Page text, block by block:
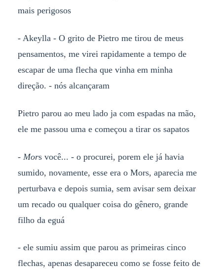
mais perigosos
- Akeylla - O grito de Pietro me tirou de meus
pensamentos, me virei rapidamente a tempo de
escapar de uma flecha que vinha em minha
direção. - nós alcançaram
Pietro parou ao meu lado ja com espadas na mão,
ele me passou uma e começou a tirar os sapatos
- Mors você... - o procurei, porem ele já havia
sumido, novamente, esse era o Mors, aparecia me
perturbava e depois sumia, sem avisar sem deixar
um recado ou qualquer coisa do gênero, grande
filho da eguá
- ele sumiu assim que parou as primeiras cinco
flechas, apenas desapareceu como se fosse feito de